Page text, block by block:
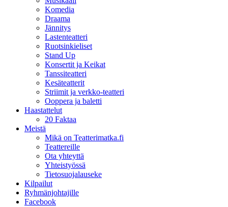
Komedia
Draama
Jännitys
Lastenteatteri
Ruotsinkieliset
Stand Up
Konsertit ja Keikat
Tanssiteatteri
Kesäteatterit
Striimit ja verkko-teatteri
Ooppera ja baletti
Haastattelut
20 Faktaa
Meistä
Mikä on Teatterimatka.fi
Teattereille
Ota yhteyttä
Yhteistyössä
Tietosuojalauseke
Kilpailut
Ryhmänjohtajille
Facebook